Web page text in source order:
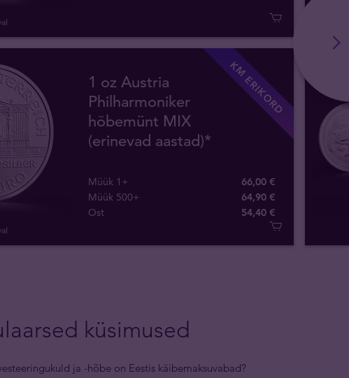
KM ERIKORD
1 oz Austria
Philharmoniker
hõbemünt MIX
(erinevad aastad)*
Müük 1+
66,00 €
Müük 500+
64,90 €
Ost
54,40 €
küsimused
ja -hõbe on Eestis käibemaksuvabad?